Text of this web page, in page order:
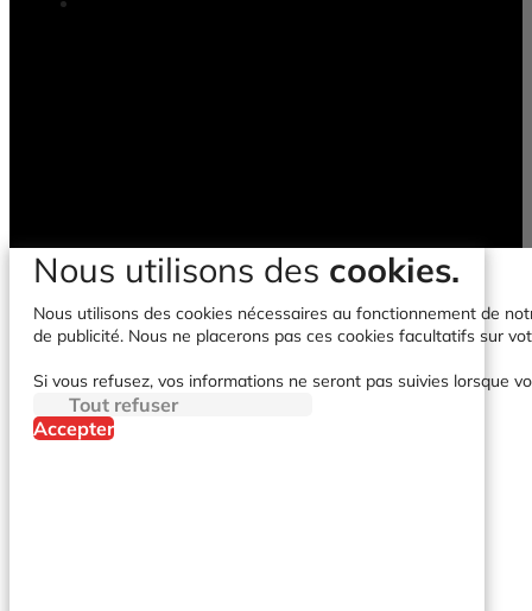
Nous utilisons des cookies.
Nous utilisons des cookies nécessaires au fonctionnement de
de publicité. Nous ne placerons pas ces cookies facultatifs sur
Si vous refusez, vos informations ne seront pas suivies lorsque
Tout refuser
Accepter